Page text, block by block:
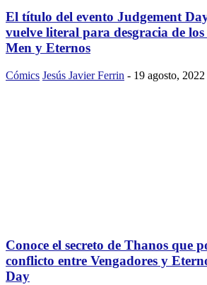
El título del evento Judgement
vuelve literal para desgracia de
Men y Eternos
Cómics Jesús Javier Ferrin - 19 agosto, 2022
Conoce el secreto de Thanos que
conflicto entre Vengadores y
Day